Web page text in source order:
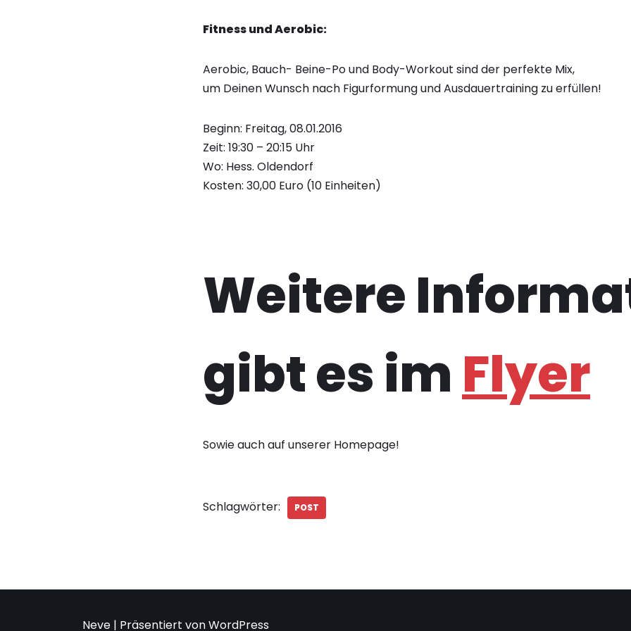
Fitness und Aerobic:
Aerobic, Bauch- Beine-Po und Body-Workout sind der perfekte Mix,
um Deinen Wunsch nach Figurformung und Ausdauertraining zu erfüllen!
Beginn: Freitag, 08.01.2016
Zeit: 19:30 – 20:15 Uhr
Wo: Hess. Oldendorf
Kosten: 30,00 Euro (10 Einheiten)
Weitere
gibt es imFlyer
Sowie auch auf unserer Homepage!
Schlagwörter: POST
Neve | Präsentiert vonWordPress